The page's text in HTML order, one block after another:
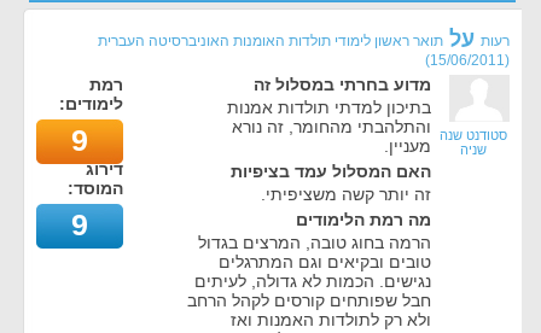
רעות על תואר ראשון לימודי תולדות האומנות האוניברסיטה העברית
(
15/06/2011
)
סטודנט שנה
שניה
מדוע בחרתי במסלול זה
בתיכון למדתי תולדות אמנות
והתלהבתי מהחומר, זה נורא
מעניין.
האם המסלול עמד בציפיות
זה יותר קשה משציפיתי.
מה רמת הלימודים
הרמה בחוג טובה, המרצים בגדול
טובים ובקיאים וגם המתרגלים
נגישים. הכמות לא גדולה, לעיתים
חבל שפותחים קורסים לקהל הרחב
ולא רק לתולדות האמנות ואז
רמת
לימודים:
9
דירוג
המוסד:
9